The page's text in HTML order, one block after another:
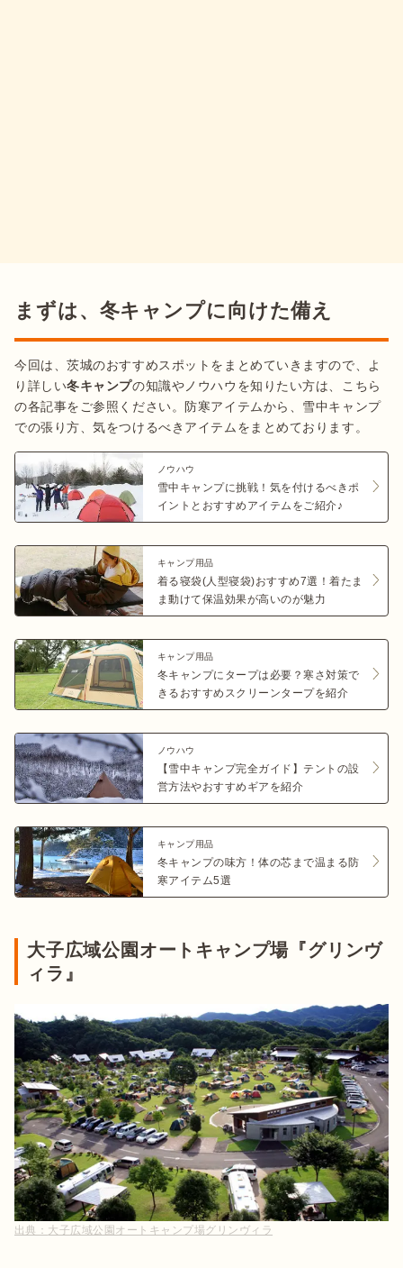
まずは、冬キャンプに向けた備え
今回は、茨城のおすすめスポットをまとめていきますので、よ
り詳しい冬キャンプの知識やノウハウを知りたい方は、こちら
の各記事をご参照ください。防寒アイテムから、雪中キャンプ
での張り方、気をつけるべきアイテムをまとめております。
ノウハウ
雪中キャンプに挑戦！気を付けるべきポ
イントとおすすめアイテムをご紹介♪
キャンプ用品
着る寝袋(人型寝袋)おすすめ7選！着たま
ま動けて保温効果が高いのが魅力
キャンプ用品
冬キャンプにタープは必要？寒さ対策で
きるおすすめスクリーンタープを紹介
ノウハウ
【雪中キャンプ完全ガイド】テントの設
営方法やおすすめギアを紹介
キャンプ用品
冬キャンプの味方！体の芯まで温まる防
寒アイテム5選
大子広域公園オートキャンプ場『グリンヴ
ィラ』
出典： 大子広域公園オートキャンプ場グリンヴィラ